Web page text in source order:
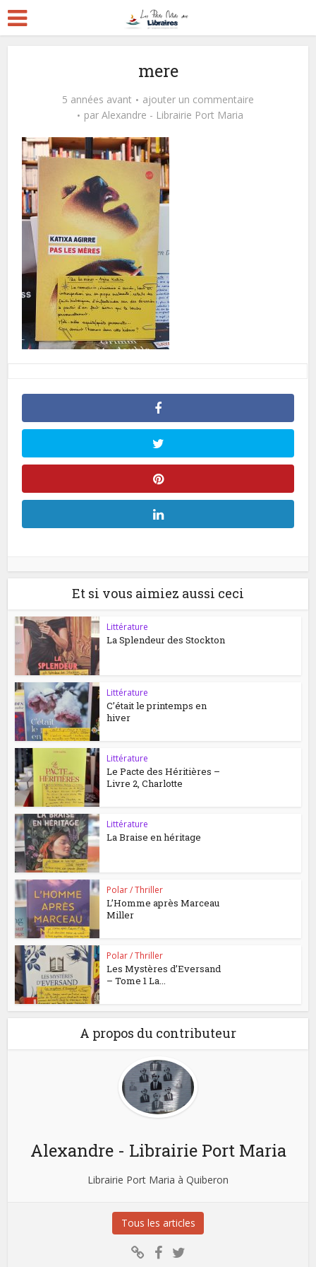
mere
5 années avant
ajouter un commentaire
par Alexandre - Librairie Port Maria
Et si vous aimiez aussi ceci
Littérature
La Splendeur des Stockton
Littérature
C’était le printemps en
hiver
Littérature
Le Pacte des Héritières –
Livre 2, Charlotte
Littérature
La Braise en héritage
Polar / Thriller
L’Homme après Marceau
Miller
Polar / Thriller
Les Mystères d’Eversand
– Tome 1 La...
A propos du contributeur
Alexandre - Librairie Port Maria
Librairie Port Maria à Quiberon
Tous les articles